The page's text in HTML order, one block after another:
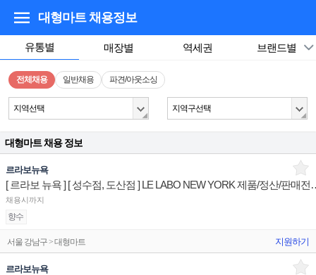
대형마트채용정보
유통별 매장별 역세권 브랜드별
전체채용 일반채용 파견/아웃소싱
지역선택 지역구선택
대형마트 채용 정보
르라보뉴욕
[ 르라보 뉴욕 ] [ 성수
채용시까지
향수
서울 강남구 > 대형마트 지원하기
르라보뉴욕